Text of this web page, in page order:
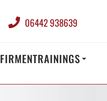
06442 938639
FIRMENTRAININGS